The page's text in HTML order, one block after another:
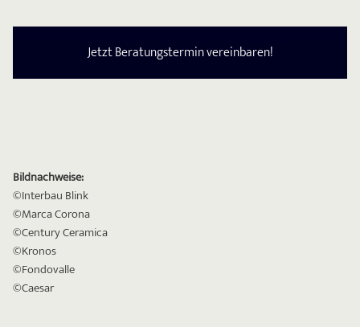
Jetzt Beratungstermin vereinbaren!
Bildnachweise:
©Interbau Blink
©Marca Corona
©Century Ceramica
©Kronos
©Fondovalle
©Caesar